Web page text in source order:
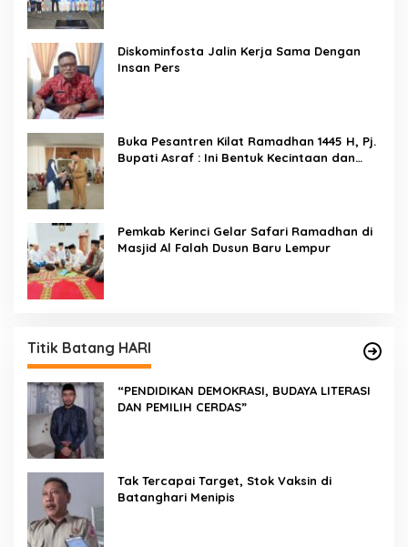
Diskominfosta Jalin Kerja Sama Dengan
Insan Pers
Buka Pesantren Kilat Ramadhan 1445 H, Pj.
Bupati Asraf : Ini Bentuk Kecintaan dan
Pemkab Kerinci Gelar Safari Ramadhan di
Masjid Al Falah Dusun Baru Lempur
Titik Batang HARI
“PENDIDIKAN DEMOKRASI, BUDAYA LITERASI
DAN PEMILIH CERDAS”
Tak Tercapai Target, Stok Vaksin di
Batanghari Menipis